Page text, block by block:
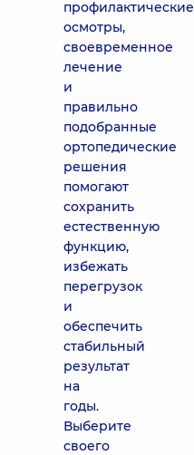
профилактические
осмотры,
своевременное
лечение
и
правильно
подобранные
ортопедические
решения
помогают
сохранить
естественную
функцию,
избежать
перегрузок
и
обеспечить
стабильный
результат
на
годы.
Выберите
своего